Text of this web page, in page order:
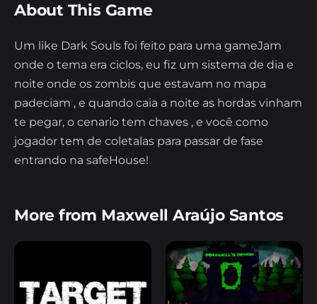
About This Game
Um like Dark Souls foi feito para uma gameJam
onde o tema era ciclos, eu fiz um sistema de dia e
noite onde os zombis que estavam no mapa
padeciam , e quando caia a noite as hordas vinham
te pegar, o cenario tem chaves , e você como
jogador tem de coletalas para passar de fase
entrando na safeHouse!
More from Maxwell Araújo Santos